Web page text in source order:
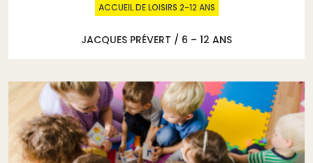
ACCUEIL DE LOISIRS 2-12 ANS
JACQUES PRÉVERT / 6 – 12 ANS